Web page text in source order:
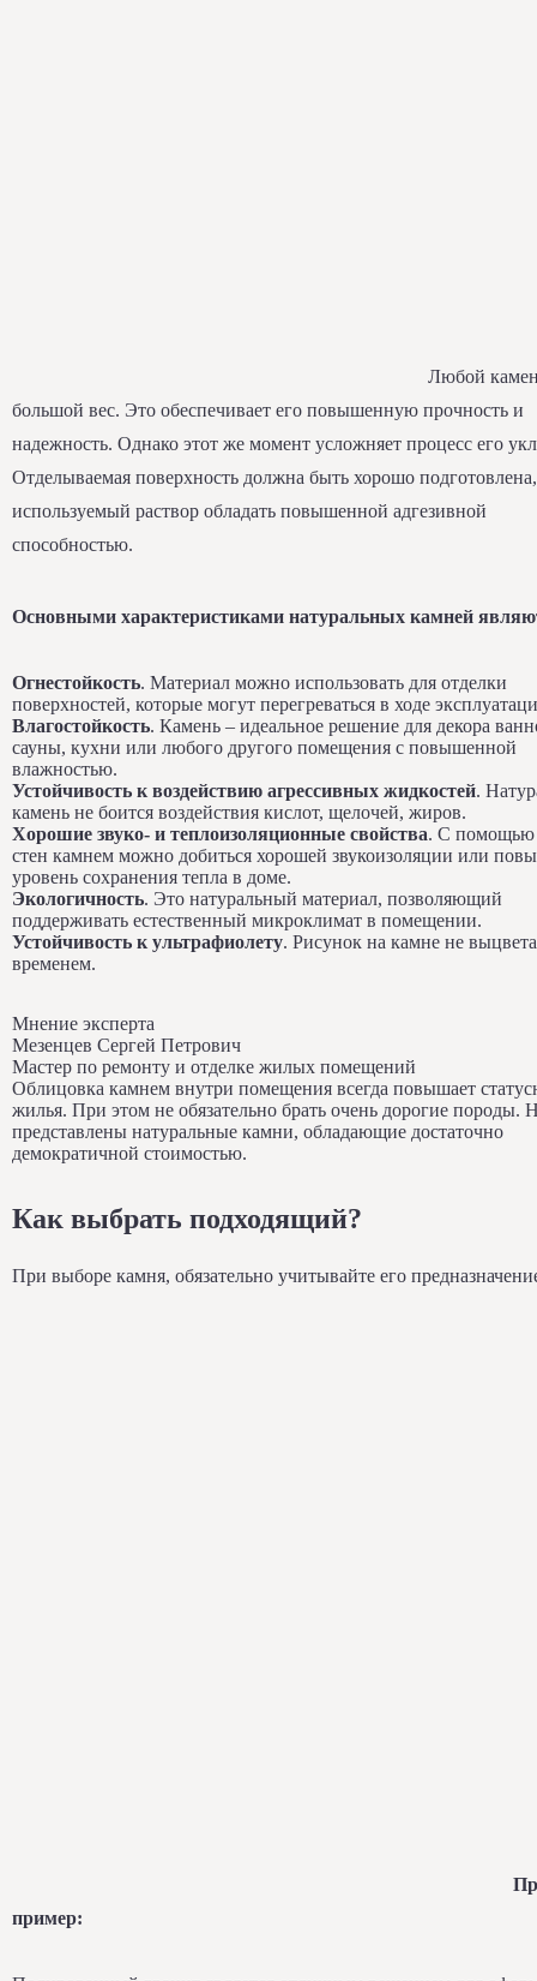
Любой
большой вес. Это обеспечивает его повышенную прочность и
надежность. Однако этот же момент усложняет процесс его
Отделываемая поверхность должна быть хорошо
используемый раствор обладать повышенной адгезивной
способностью.
Основными характеристиками натуральных камней
Огнестойкость. Материал можно использовать для отделки
поверхностей, которые могут перегреваться в ходе
Влагостойкость. Камень – идеальное решение для декора
сауны, кухни или любого другого помещения с повышенной
влажностью.
Устойчивость к воздействию агрессивных жидкостей.
камень не боится воздействия кислот, щелочей, жиров.
Хорошие звуко- и теплоизоляционные свойства. С помощью
стен камнем можно добиться хорошей звукоизоляции или
уровень сохранения тепла в доме.
Экологичность. Это натуральный материал, позволяющий
поддерживать естественный микроклимат в помещении.
Устойчивость к ультрафиолету. Рисунок на камне не
временем.
Мнение эксперта
Мезенцев Сергей Петрович
Мастер по ремонту и отделке жилых помещений
Облицовка камнем внутри помещения всегда повышает
жилья. При этом не обязательно брать очень дорогие породы.
представлены натуральные камни, обладающие достаточно
демократичной стоимостью.
Как выбрать подходящий?
При выборе камня, обязательно учитывайте его
пример: